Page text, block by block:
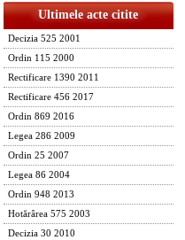
Ultimele acte citite
Decizia 525 2001
Ordin 115 2000
Rectificare 1390 2011
Rectificare 456 2017
Ordin 869 2016
Legea 286 2009
Ordin 25 2007
Legea 86 2004
Ordin 948 2013
Hotărârea 575 2003
Decizia 30 2010